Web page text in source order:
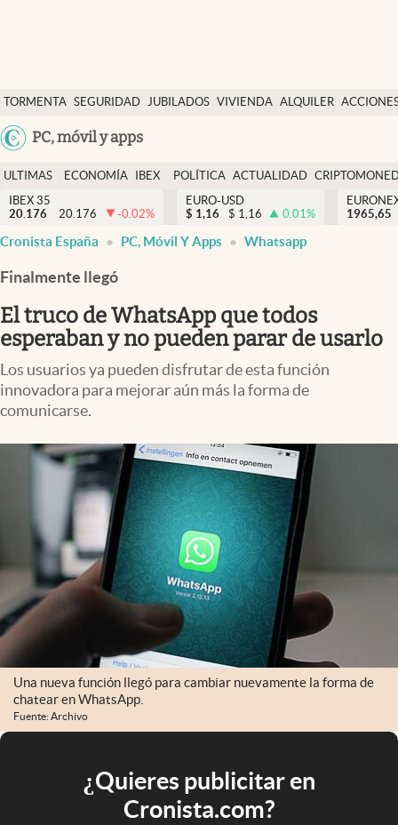
TORMENTA SEGURIDAD JUBILADOS VIVIENDA ALQUILER
USA
PC, móvil y apps
Economía y finanzas
Política
Actualidad
Criptomonedas
España
ULTIMAS
NOTICIAS
ECONOMÍA
FINANZAS
IBEX
EURO
POLÍTICA ACTUALIDAD
IBEX 35
20.176
20.176 -0.02%
EURO-USD
$ 1,16 $ 1,16 0.01%
1965,65
Cronista España PC, Móvil Y Apps Whatsapp
Finalmente llegó
El truco de WhatsApp que todos
esperaban y no pueden parar de usarlo
Los usuarios ya pueden disfrutar de esta función
innovadora para mejorar aún más la forma de
comunicarse.
Una nueva función llegó para cambiar nuevamente la forma de
chatear en WhatsApp.
Fuente: Archivo
¿Quieres publicitar en
Cronista.com?